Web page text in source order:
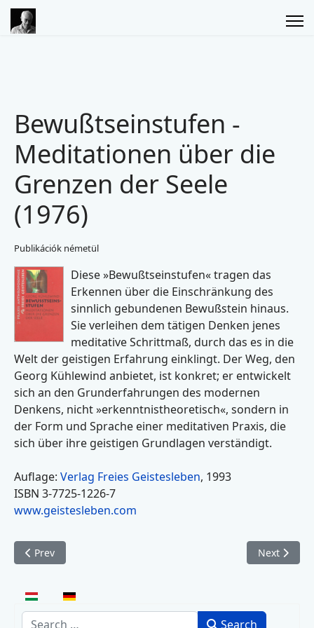
Bewußtseinstufen -
Meditationen über die
Grenzen der Seele
(1976)
Publikációk németül
Diese »Bewußtseinstufen« tragen das
Erkennen über die Einschränkung des
sinnlich gebundenen Bewußstein hinaus.
Sie verleihen dem tätigen Denken jenes
meditative Schrittmaß, durch das es in die
Welt der geistigen Erfahrung einklingt. Der Weg, den
Georg Kühlewind anbietet, ist konkret; er entwickelt
sich an den Grunderfahrungen des modernen
Denkens, nicht »erkenntnistheoretisch«, sondern in
der Form und Sprache einer meditativen Praxis, die
sich über ihre geistigen Grundlagen verständigt.
Auflage: Verlag Freies Geistesleben, 1993
ISBN 3-7725-1226-7
www.geistesleben.com
Previous article: Aufmerksamkeit und Hingabe - Die
Prev Next
Next
Select your language
Search
Search